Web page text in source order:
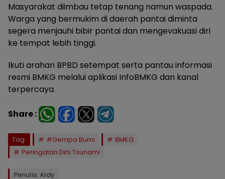
Masyarakat diimbau tetap tenang namun waspada.
Warga yang bermukim di daerah pantai diminta
segera menjauhi bibir pantai dan mengevakuasi diri
ke tempat lebih tinggi.
Ikuti arahan BPBD setempat serta pantau informasi
resmi BMKG melalui aplikasi InfoBMKG dan kanal
terpercaya.
Share :
Tag: #Gempa Bumi
BMKG
Peringatan Dini Tsunami
Penulis: Aldy